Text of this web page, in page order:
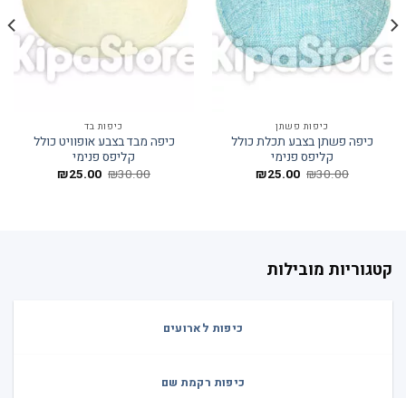
כיפות פשתן
כיפה פשתן בצבע תכלת כולל
קליפס פנימי
₪30.00 המחיר₪25.00 המחיר
כיפות בד
כיפה מבד בצבע אופוויט כולל
קליפס פנימי
₪30.00 המחיר₪25.00 המחיר
קטגוריות מובילות
כיפות לארועים
כיפות רקמת שם